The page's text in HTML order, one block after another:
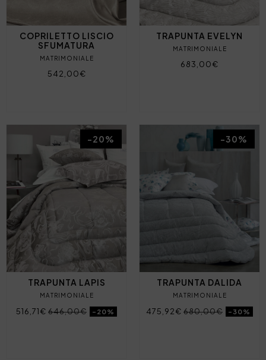
COPRILETTO LISCIO
SFUMATURA
MATRIMONIALE
542,00€
TRAPUNTA EVELYN
MATRIMONIALE
683,00€
TRAPUNTA LAPIS
MATRIMONIALE
516,71€ 646,00€ -20%
-20%
TRAPUNTA DALIDA
MATRIMONIALE
475,92€ 680,00€ -30%
-30%